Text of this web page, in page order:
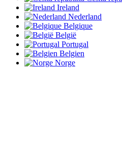
Ireland
Nederland
Belgique
België
Portugal
Belgien
Norge